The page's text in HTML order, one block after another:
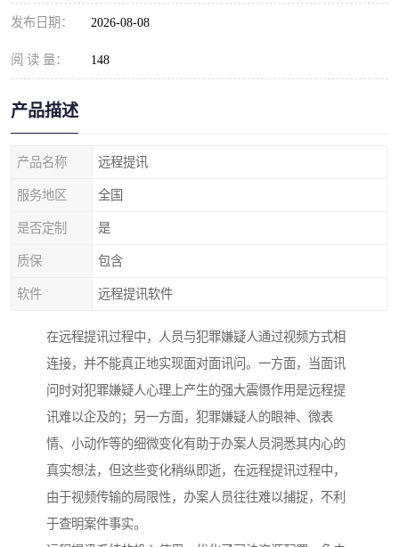
发布日期： 2026-08-08
阅 读 量： 148
产品描述
产品名称 远程提讯
服务地区 全国
是否定制 是
质保 包含
软件 远程提讯软件
在远程提讯过程中，人员与犯罪嫌疑人通过视频方式相
连接，并不能真正地实现面对面讯问。一方面，当面讯
问时对犯罪嫌疑人心理上产生的强大震慑作用是远程提
讯难以企及的；另一方面，犯罪嫌疑人的眼神、微表
情、小动作等的细微变化有助于办案人员洞悉其内心的
真实想法，但这些变化稍纵即逝，在远程提讯过程中，
由于视频传输的局限性，办案人员往往难以捕捉，不利
于查明案件事实。